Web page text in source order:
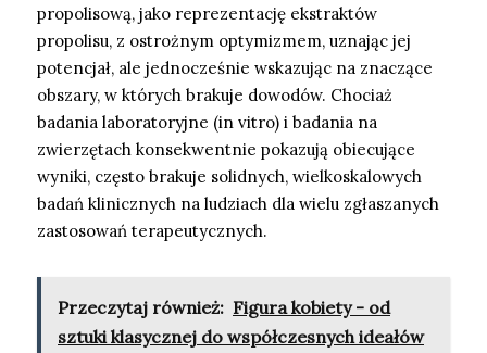
propolisową, jako reprezentację ekstraktów
propolisu, z ostrożnym optymizmem, uznając jej
potencjał, ale jednocześnie wskazując na znaczące
obszary, w których brakuje dowodów. Chociaż
badania laboratoryjne (in vitro) i badania na
zwierzętach konsekwentnie pokazują obiecujące
wyniki, często brakuje solidnych, wielkoskalowych
badań klinicznych na ludziach dla wielu zgłaszanych
zastosowań terapeutycznych.
Przeczytaj również: Figura kobiety - od
sztuki klasycznej do współczesnych ideałów